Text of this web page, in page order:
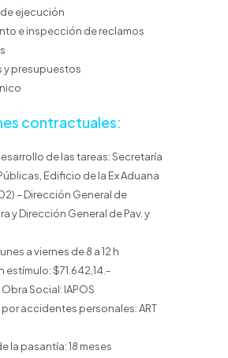
ejecución
e inspección de reclamos
y presupuestos
contractuales:
de las tareas: Secretaría
Edificio de la Ex Aduana
– Dirección General de
y Dirección General de Pav. y
a viernes de 8 a 12 h
estímulo: $71.642,14.-
Social: IAPOS
accidentes personales: ART
la pasantía: 18 meses